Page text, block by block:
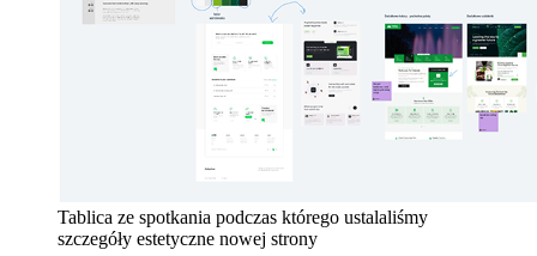
Tablica ze spotkania podczas którego ustalaliśmy
szczegóły estetyczne nowej strony